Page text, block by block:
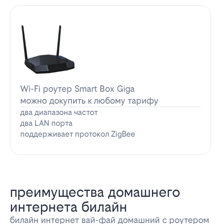
Wi-Fi роутер Smart Box Giga
можно докупить к любому тарифу
два диапазона частот
два LAN порта
поддерживает протокол ZigBee
преимущества домашнего
интернета билайн
билайн интернет вай-фай домашний с роутером